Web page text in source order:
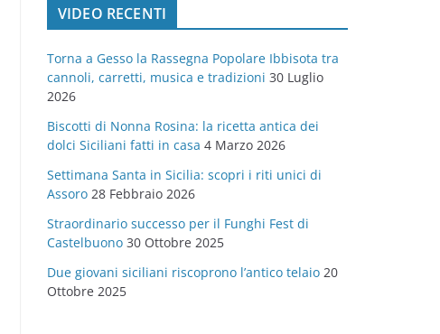
o
r
e
VIDEO RECENTI
Torna a Gesso la Rassegna Popolare Ibbisota tra
cannoli, carretti, musica e tradizioni 30 Luglio
2026
Biscotti di Nonna Rosina: la ricetta antica dei
dolci Siciliani fatti in casa 4 Marzo 2026
Settimana Santa in Sicilia: scopri i riti unici di
Assoro 28 Febbraio 2026
Straordinario successo per il Funghi Fest di
Castelbuono 30 Ottobre 2025
Due giovani siciliani riscoprono l’antico telaio 20
Ottobre 2025